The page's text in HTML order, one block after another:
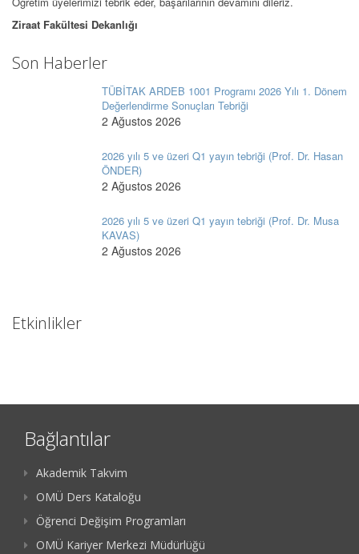
Ziraat Fakültesi Dekanlığı
Son Haberler
TÜBİTAK ARDEB 1001 Programı 2026 Yılı 1. Dönem
Değerlendirme Sonuçları Tebriği
2 Ağustos 2026
2026 yılı 5 ve üzeri Q1 yayın tebriği (Prof. Dr. Hasan
ÖNDER)
2 Ağustos 2026
2026 yılı 5 ve üzeri Q1 yayın tebriği (Prof. Dr. Musa
KAVAS)
2 Ağustos 2026
Etkinlikler
Bağlantılar
Akademik Takvim
OMÜ Ders Kataloğu
Öğrenci Değişim Programları
OMÜ Kariyer Merkezi Müdürlüğü